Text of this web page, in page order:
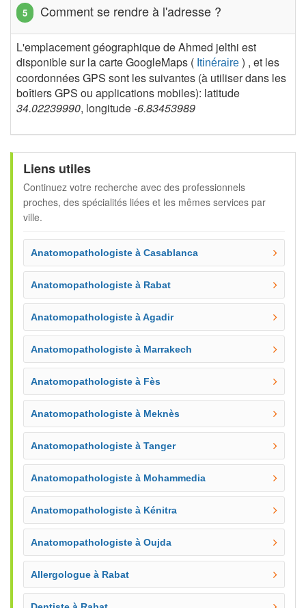
Comment se rendre à l'adresse ?
L'emplacement géographique de Ahmed jelthi est
disponible sur la carte GoogleMaps ( Itinéraire ) , et les
coordonnées GPS sont les suivantes (à utiliser dans les
boîtiers GPS ou applications mobiles): latitude
34.02239990, longitude-6.83453989
Liens utiles
Continuez votre recherche avec des professionnels
proches, des spécialités liées et les mêmes services par
ville.
Anatomopathologiste à Casablanca
Anatomopathologiste à Rabat
Anatomopathologiste à Agadir
Anatomopathologiste à Marrakech
Anatomopathologiste à Fès
Anatomopathologiste à Meknès
Anatomopathologiste à Tanger
Anatomopathologiste à Mohammedia
Anatomopathologiste à Kénitra
Anatomopathologiste à Oujda
Allergologue à Rabat